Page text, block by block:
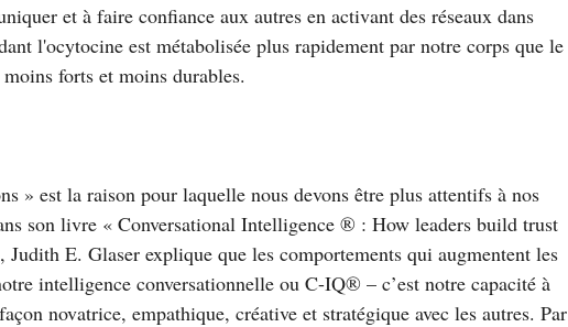
et à faire confiance aux autres en activant des réseaux dans
l'ocytocine est métabolisée plus rapidement par notre corps que le
forts et moins durables.
» est la raison pour laquelle nous devons être plus attentifs à nos
son livre « Conversational Intelligence ® : How leaders build trust
E. Glaser explique que les comportements qui augmentent les
intelligence conversationnelle ou C-IQ® – c’est notre capacité à
novatrice, empathique, créative et stratégique avec les autres. Par